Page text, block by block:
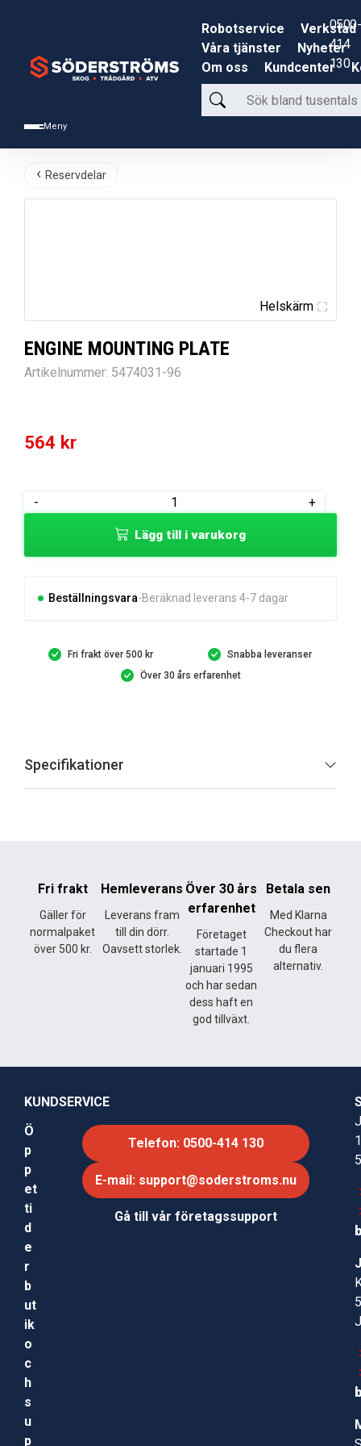
Meny
Robotservice
Verkstad
Våra tjänster
Nyheter
Om oss
Kundcenter
Sök
bland
produkter
0500-
414
130
Reservdelar
Helskärm
ENGINE MOUNTING PLATE
Artikelnummer: 5474031-96
564 kr
-
ENGINE
mängd
+
Lägg till i varukorg
Beställningsvara Beräknad leverans 4-7 dagar
Fri frakt över 500 kr
Snabba leveranser
Över 30 års erfarenhet
Specifikationer
Fri frakt
Gäller för
normalpaket
över 500 kr.
Hemleverans
Leverans fram
till din dörr.
Oavsett storlek.
Över 30 års
erfarenhet
Företaget
startade 1
januari 1995
och har sedan
dess haft en
god tillväxt.
Betala sen
Med Klarna
Checkout har
du flera
alternativ.
KUNDSERVICE
Ö
p
p
et
ti
d
e
r
b
ut
ik
o
c
h
s
u
p
Telefon: 0500-414 130
E-mail: support@soderstroms.nu
Gå till vår företagssupport